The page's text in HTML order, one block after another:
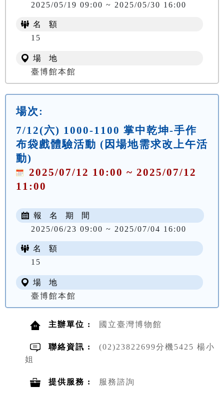
2025/05/19 09:00 ~ 2025/05/30 16:00
名 額
15
場 地
臺博館本館
場次:
7/12(六) 1000-1100 掌中乾坤-手作
布袋戲體驗活動 (因場地需求改上午活
動)
2025/07/12 10:00 ~ 2025/07/12
11:00
報 名 期 間
2025/06/23 09:00 ~ 2025/07/04 16:00
名 額
15
場 地
臺博館本館
主辦單位 : 國立臺灣博物館
聯絡資訊 :
(02)23822699分機5425 楊小
姐
提供服務 : 服務諮詢